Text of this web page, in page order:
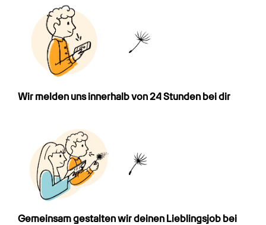
Wir melden uns innerhalb von 24 Stunden bei dir
Gemeinsam gestalten wir deinen Lieblings­job bei